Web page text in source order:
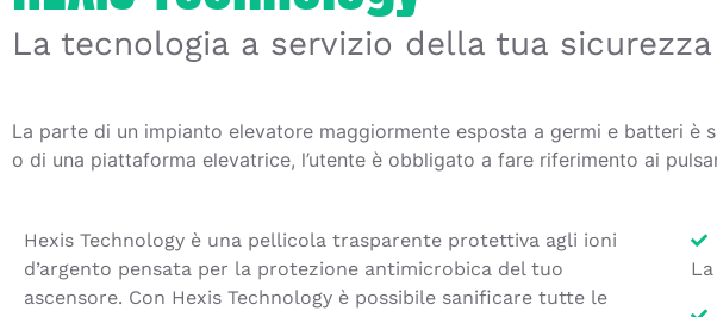
La tecnologia a servizio della tua sicurezza
La parte di un impianto elevatore maggiormente esposta a germi e batteri
o di una piattaforma elevatrice, l’utente è obbligato a fare riferimento ai
Hexis Technology è una pellicola trasparente protettiva agli ioni
d’argento pensata per la protezione antimicrobica del tuo
ascensore. Con Hexis Technology è possibile sanificare tutte le